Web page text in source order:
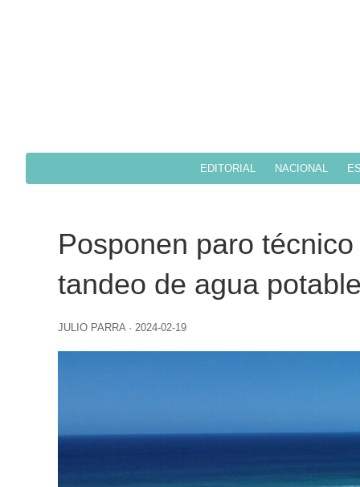
EDITORIAL NACIONAL
Posponen paro
tandeo de agua
JULIO PARRA · 2024-02-19